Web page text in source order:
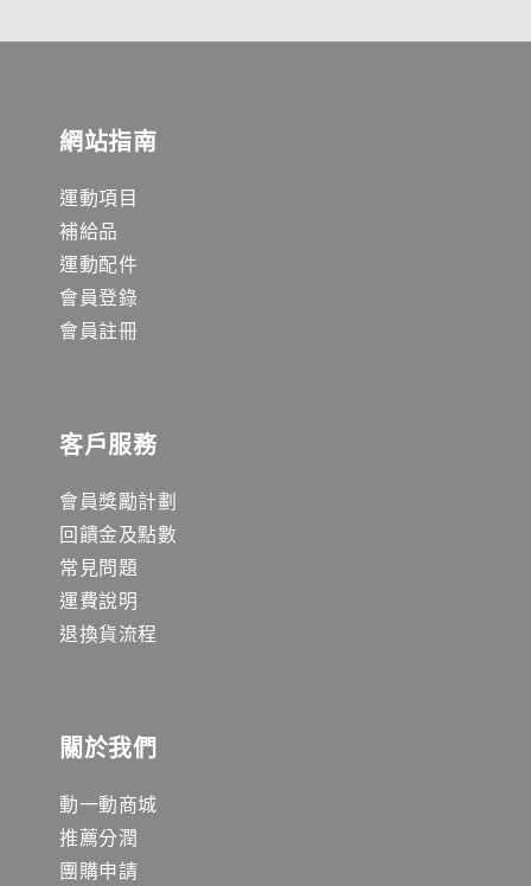
網站指南
運動項目
補給品
運動配件
會員登錄
會員註冊
客戶服務
會員獎勵計劃
回饋金及點數
常見問題
運費說明
退換貨流程
關於我們
動一動商城
推薦分潤
團購申請